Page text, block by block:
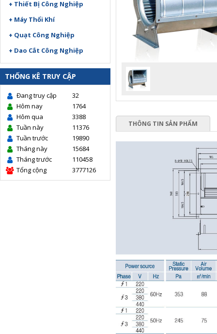
+ Thiết Bị Công Nghiệp
+ Máy Thổi Khí
+ Quạt Công Nghiệp
+ Dao Cắt Công Nghiệp
THỐNG KÊ TRUY CẬP
Đang truy cập
32
Hôm nay
1764
Hôm qua
3388
Tuần này
11376
Tuần trước
19890
Tháng này
15684
Tháng trước
110458
Tổng cộng
3777126
THÔNG TIN SẢN PHẨM